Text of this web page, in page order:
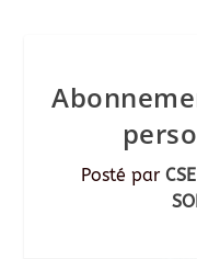
Posté par